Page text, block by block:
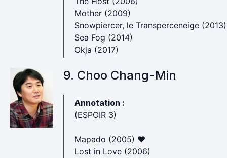
Mother (2009)
Snowpiercer, le Transperceneige
Sea Fog (2014)
Okja (2017)
9. Choo Chang-Min
Annotation :
(ESPOIR 3)
Mapado (2005) ♥
Lost in Love (2006)